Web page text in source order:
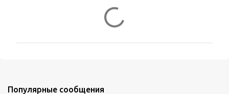
е
Популярные сообщения